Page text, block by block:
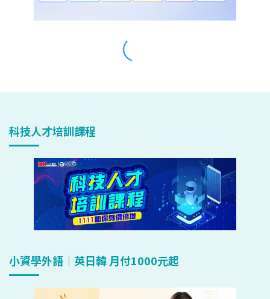
科技人才培訓課程
小資學外語｜英日韓 月付1000元起